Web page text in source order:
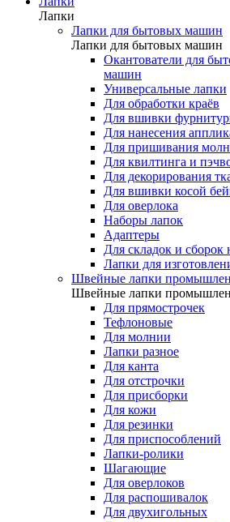
Лапки
Лапки для бытовых машин
Лапки для бытовых машин
Окантователи для
машин
Универсальные лапки
Для обработки краёв
Для вшивки
Для нанесения
Для пришивания
Для квилтинга и
Для декорирования
Для вшивки косой
Для оверлока
Наборы лапок
Адаптеры
Для складок и сборок
Лапки для
Швейные лапки
Швейные лапки
Для прямострочек
Тефлоновые
Для молнии
Лапки разное
Для канта
Для отстрочки
Для присборки
Для кожи
Для резинки
Для приспособлений
Лапки-ролики
Шагающие
Для оверлоков
Для распошивалок
Для двухигольных